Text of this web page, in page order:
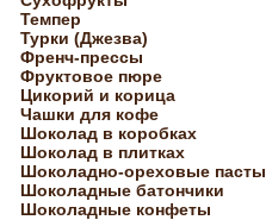
Темпер
Турки (Джезва)
Френч-прессы
Фруктовое пюре
Цикорий и корица
Чашки для кофе
Шоколад в коробках
Шоколад в плитках
Шоколадно-ореховые пасты
Шоколадные батончики
Шоколадные конфеты